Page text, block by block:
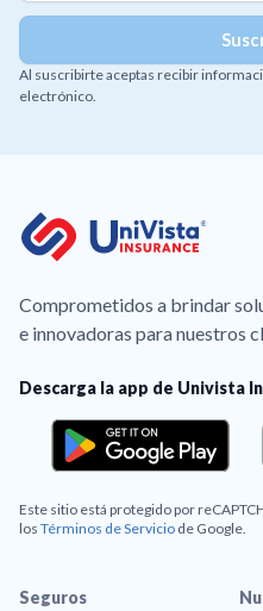
Al suscribirte aceptas recibir
electrónico.
Comprometidos a brindar
e innovadoras para nuestros
Descarga la app de Univista
Este sitio está protegido por
los Términos de Servicio de Google.
Seguros